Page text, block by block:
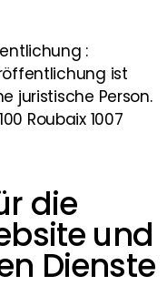
:
ist
juristische Person.
Roubaix 1007
die
und
Dienste